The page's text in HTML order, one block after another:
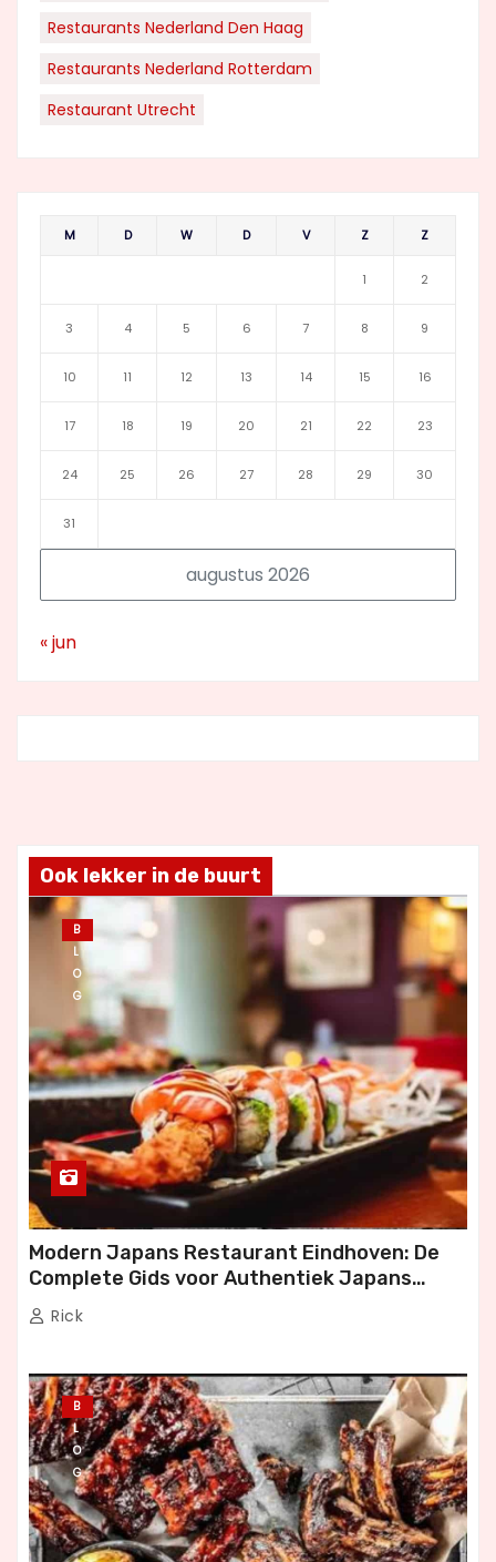
Restaurants Nederland Den Haag
Restaurants Nederland Rotterdam
Restaurant Utrecht
augustus 2026
M D W D V Z Z
1 2
3 4 5 6 7 8 9
10 11 12 13 14 15 16
17 18 19 20 21 22 23
24 25 26 27 28 29 30
31
« jun
Ook lekker in de buurt
B
L
O
G
Modern Japans Restaurant Eindhoven: De
Complete Gids voor Authentiek Japans
Dineren
Rick
B
L
O
G